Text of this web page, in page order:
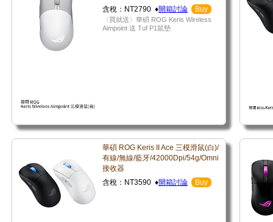
含稅：NT2790 ♦開箱討論 Buy
〈買就送〉華碩 ROG Keris Wireless
Aimpoint 送 Tuf P1鼠墊
華碩 ROG Keris II Ace 三模滑鼠(白)/
有線/無線/藍牙/42000Dpi/54g/Omni
接收器
含稅：NT3590 ♦開箱討論 Buy